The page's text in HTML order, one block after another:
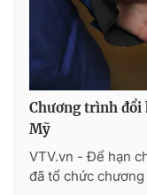
Chuyên mục khác
Emagazine
Photo
Chương trình đổi
Mỹ
VTV.vn - Để hạn
đã tổ chức